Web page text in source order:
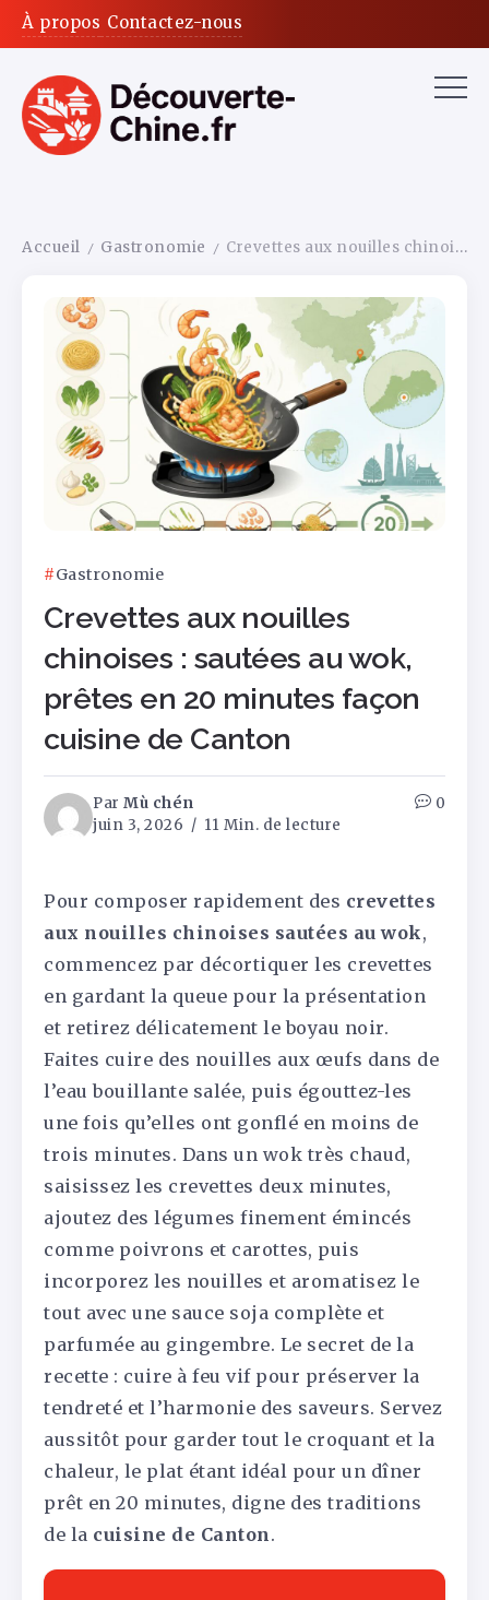
À propos Contactez-nous
Accueil / Gastronomie / Crevettes aux nouilles chinoises : sautées au wok, prêtes en 20 minutes façon cuisine de Canton
Gastronomie
Crevettes aux nouilles
chinoises : sautées au wok,
prêtes en 20 minutes façon
cuisine de Canton
Par Mù chén
juin 3, 2026
11 Min. de lecture
0
Pour composer rapidement des crevettes
aux nouilles chinoises sautées au wok,
commencez par décortiquer les crevettes
en gardant la queue pour la présentation
et retirez délicatement le boyau noir.
Faites cuire des nouilles aux œufs dans de
l’eau bouillante salée, puis égouttez-les
une fois qu’elles ont gonflé en moins de
trois minutes. Dans un wok très chaud,
saisissez les crevettes deux minutes,
ajoutez des légumes finement émincés
comme poivrons et carottes, puis
incorporez les nouilles et aromatisez le
tout avec une sauce soja complète et
parfumée au gingembre. Le secret de la
recette : cuire à feu vif pour préserver la
tendreté et l’harmonie des saveurs. Servez
aussitôt pour garder tout le croquant et la
chaleur, le plat étant idéal pour un dîner
prêt en 20 minutes, digne des traditions
de la cuisine de Canton.